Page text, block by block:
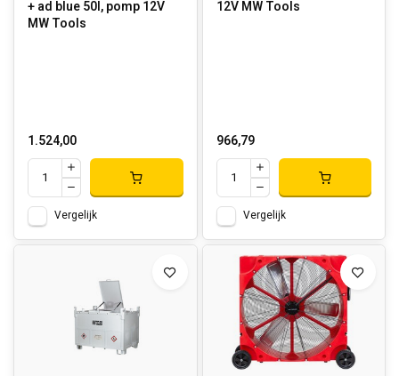
+ ad blue 50l, pomp 12V
MW Tools
1.524,00
Vergelijk
12V MW Tools
966,79
Vergelijk